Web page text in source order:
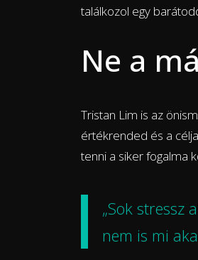
találkozol egy
Ne a
Tristan Lim is az
értékrended és a
tenni a siker fogalma
„Sok stressz
nem is mi